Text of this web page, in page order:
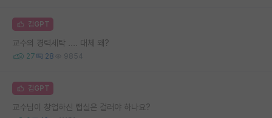
김GPT
교수의 경력세탁 .... 대체 왜?
27 28 9854
김GPT
교수님이 창업하신 랩실은 걸러야 하나요?